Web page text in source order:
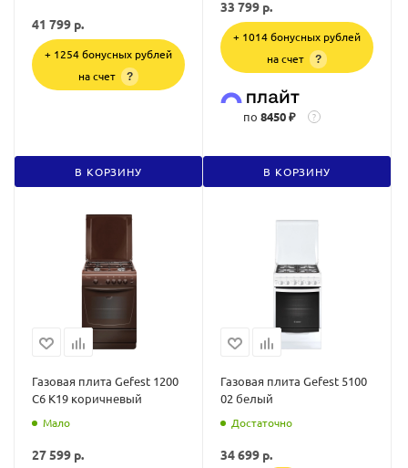
41 799 р.
+ 1254 бонусных рублей
на счет
?
В КОРЗИНУ
33 799 р.
+ 1014 бонусных рублей
на счет
?
по 8450 ₽ ?
В КОРЗИНУ
Газовая плита Gefest 1200
С6 K19 коричневый
Мало
27 599 р.
Газовая плита Gefest 5100
02 белый
Достаточно
34 699 р.